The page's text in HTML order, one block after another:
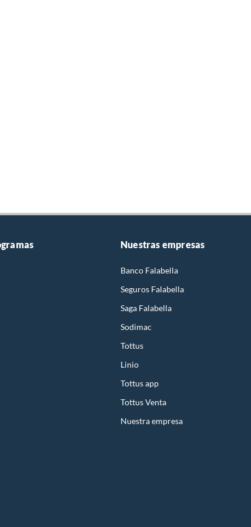
Nuestras empresas
Banco Falabella
Seguros Falabella
Saga Falabella
Sodimac
Tottus
Linio
Tottus app
Tottus Venta
Nuestra empresa